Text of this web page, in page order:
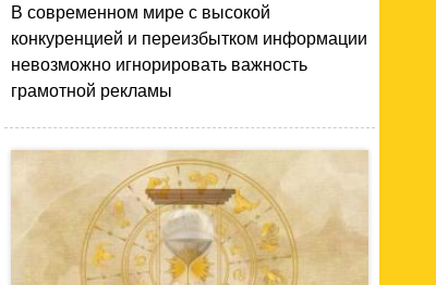
В современном мире с высокой
конкуренцией и переизбытком информации
невозможно игнорировать важность
грамотной рекламы